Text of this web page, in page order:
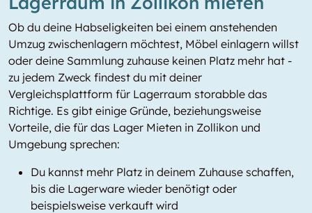
Ob du deine Habseligkeiten bei einem anstehenden
Umzug zwischenlagern möchtest, Möbel einlagern willst
oder deine Sammlung zuhause keinen Platz mehr hat -
zu jedem Zweck findest du mit deiner
Vergleichsplattform für Lagerraum storabble das
Richtige. Es gibt einige Gründe, beziehungsweise
Vorteile, die für das Lager Mieten in Zollikon und
Umgebung sprechen:
Du kannst mehr Platz in deinem Zuhause schaffen,
bis die Lagerware wieder benötigt oder
beispielsweise verkauft wird